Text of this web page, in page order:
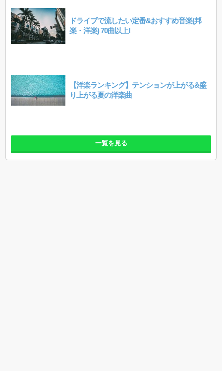
ドライブで流したい定番&おすすめ音楽(邦
楽・洋楽) 70曲以上!
【洋楽ランキング】テンションが上がる&盛
り上がる夏の洋楽曲
一覧を見る